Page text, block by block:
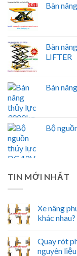
Bàn
Bàn
LIFTER
Bàn
Bộ
TIN MỚI NHẤT
Xe nâng
khác nhau?
Quay rót
nguyên